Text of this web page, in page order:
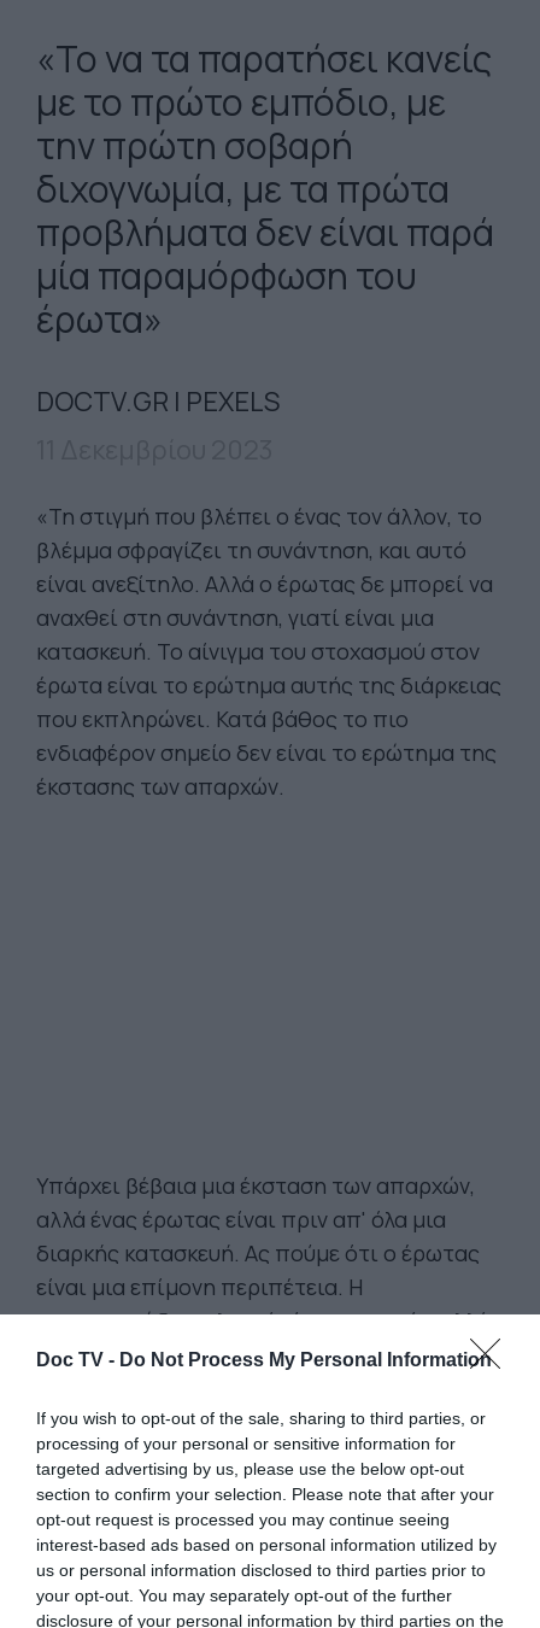
Doc TV - Do Not Process My Personal Information
If you wish to opt-out of the sale, sharing to third parties, or
processing of your personal or sensitive information for
targeted advertising by us, please use the below opt-out
section to confirm your selection. Please note that after your
opt-out request is processed you may continue seeing
interest-based ads based on personal information utilized by
us or personal information disclosed to third parties prior to
your opt-out. You may separately opt-out of the further
disclosure of your personal information by third parties on the
«Το να τα παρατήσει κανείς
με το πρώτο εμπόδιο, με
την πρώτη σοβαρή
διχογνωμία, με τα πρώτα
προβλήματα δεν είναι παρά
μία παραμόρφωση του
έρωτα»
DOCTV.GR | PEXELS
«Τη στιγμή που βλέπει ο ένας τον άλλον, το
βλέμμα σφραγίζει τη συνάντηση, και αυτό
είναι ανεξίτηλο. Αλλά ο έρωτας δε μπορεί να
αναχθεί στη συνάντηση, γιατί είναι μια
κατασκευή. Το αίνιγμα του στοχασμού στον
έρωτα είναι το ερώτημα αυτής της διάρκειας
που εκπληρώνει. Κατά βάθος το πιο
ενδιαφέρον σημείο δεν είναι το ερώτημα της
έκστασης των απαρχών.
Υπάρχει βέβαια μια έκσταση των απαρχών,
αλλά ένας έρωτας είναι πριν απ' όλα μια
διαρκής κατασκευή. Ας πούμε ότι ο έρωτας
είναι μια επίμονη περιπέτεια. Η
περιπετειώδης πλευρά είναι αναγκαία, αλλά
η επιμονή επίσης δεν είναι λιγότερο
Το να τα παρατήσει κανείς με το πρώτο
εμπόδιο, με την πρώτη σοβαρή διχογνωμία,
με τα πρώτα προβλήματα δεν είναι παρά μία
παραμόρφωση του έρωτα. Ο αληθινός
έρωτας είναι εκείνος που θριαμβεύει